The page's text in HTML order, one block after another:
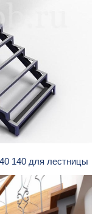
140 для лестницы